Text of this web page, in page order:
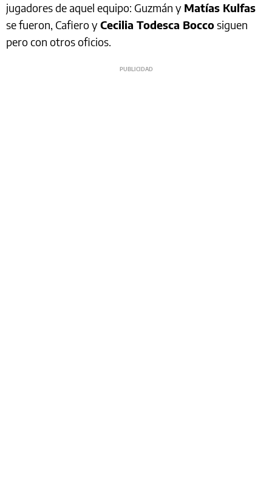
jugadores de aquel equipo: Guzmán y Matías Kulfas
se fueron, Cafiero yCecilia Todesca Boccosiguen
pero con otros oficios.